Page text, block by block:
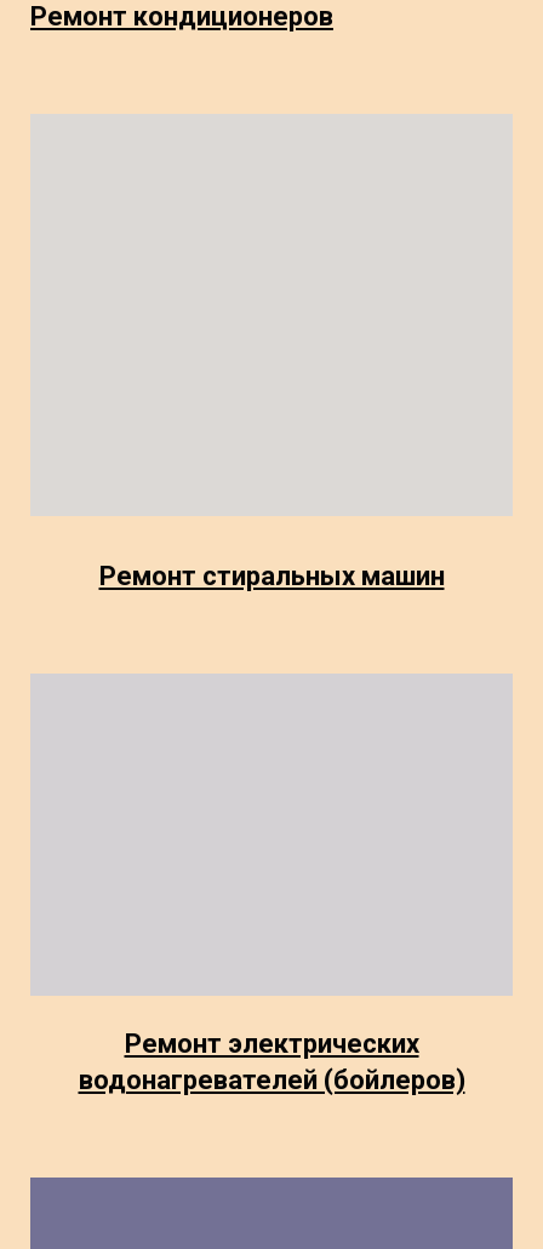
Ремонт кондиционеров
Ремонт стиральных машин
Ремонт электрических
водонагревателей (бойлеров)